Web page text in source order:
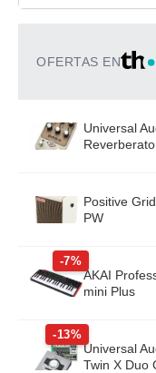
OFERTAS EN
Universal
Positive
PW
-7%
AKAI
mini Plus
-13%
Universal
Twin X Duo